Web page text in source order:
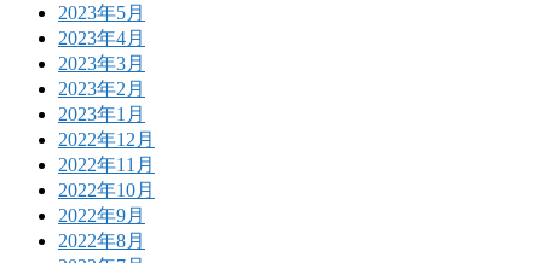
2023年5月
2023年4月
2023年3月
2023年2月
2023年1月
2022年12月
2022年11月
2022年10月
2022年9月
2022年8月